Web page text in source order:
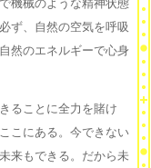
機械のような精神状態
ず、自然の空気を呼吸
然のエネルギーで心身
ることに全力を賭け
こにある。今できない
来もできる。だから未